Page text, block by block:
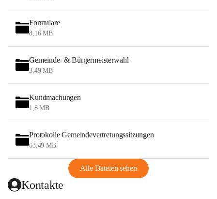
Formulare
8,16 MB
Gemeinde- & Bürgermeisterwahl
3,49 MB
Kundmachungen
1,8 MB
Protokolle Gemeindevertretungssitzungen
63,49 MB
Alle Dateien sehen
Kontakte